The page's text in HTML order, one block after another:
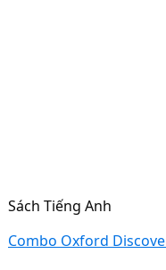
Sách Tiếng Anh
Combo Oxford